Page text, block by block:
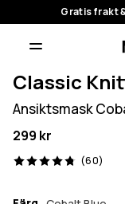
Gratis frakt
Classic
Ansiktsmask
299 kr
(60)
60 recensioner,